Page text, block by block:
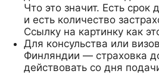
Что это значит. Есть срок
и есть количество
Ссылку на картинку как
Для консульства или
Финляндии — страховка
действовать со дня